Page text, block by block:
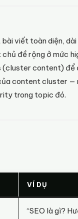
viết toàn diện, dài
đề rộng ở mức
content) để
content cluster —
trong topic đó.
VÍ DỤ
“SEO là gì?